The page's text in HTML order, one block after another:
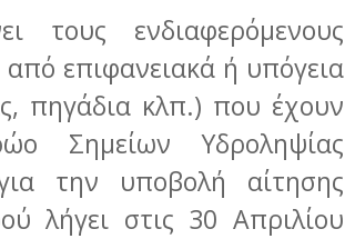
τους ενδιαφερόμενους
επιφανειακά ή υπόγεια
πηγάδια κλπ.) που έχουν
Σημείων Υδροληψίας
την υποβολή αίτησης
λήγει στις 30 Απριλίου